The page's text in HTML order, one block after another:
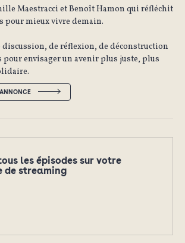
Maestracci et Benoît Hamon qui réfléchit
pour mieux vivre demain.
de réflexion, de déconstruction
envisager un avenir plus juste, plus
ANNONCE
les épisodes sur votre
de streaming